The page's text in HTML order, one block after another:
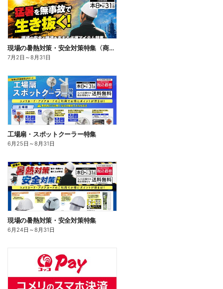
現場の暑熱対策・安全対策特集〈商品一例〉
7月2日 ～8月31日
工場扇・スポットクーラー特集
6月25日 ～8月31日
現場の暑熱対策・安全対策特集
6月24日 ～8月31日